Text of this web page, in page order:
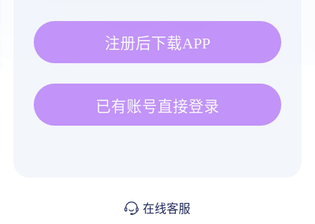
注册后下载APP
已有账号直接登录
在线客服